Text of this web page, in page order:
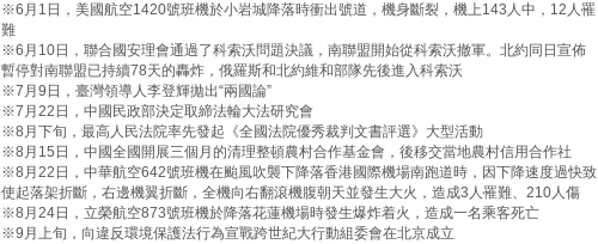
※6月1日，美國航空1420號班機於小岩城降落時衝出號道，機身斷裂，機上143人中，12人罹
難
※6月10日，聯合國安理會通過了科索沃問題決議，南聯盟開始從科索沃撤軍。北約同日宣佈
暫停對南聯盟已持續78天的轟炸，俄羅斯和北約維和部隊先後進入科索沃
※7月9日，臺灣領導人李登輝拋出“兩國論”
※7月22日，中國民政部決定取締法輪大法研究會
※8月下旬，最高人民法院率先發起《全國法院優秀裁判文書評選》大型活動
※8月15日，中國全國開展三個月的清理整頓農村合作基金會，後移交當地農村信用合作社
※8月22日，中華航空642號班機在颱風吹襲下降落香港國際機場南跑道時，因下降速度過快致
使起落架折斷，右邊機翼折斷，全機向右翻滾機腹朝天並發生大火，造成3人罹難、210人傷
※8月24日，立榮航空873號班機於降落花蓮機場時發生爆炸着火，造成一名乘客死亡
※9月上旬，向違反環境保護法行為宣戰跨世紀大行動組委會在北京成立